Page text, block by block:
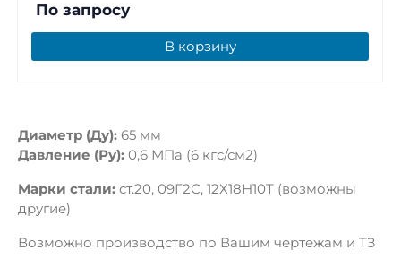
По запросу
В корзину
Диаметр (Ду): 65 мм
Давление (Ру): 0,6 МПа (6 кгс/см2)
Марки стали: ст.20, 09Г2С, 12Х18Н10Т (возможны
другие)
Возможно производство по Вашим чертежам и ТЗ